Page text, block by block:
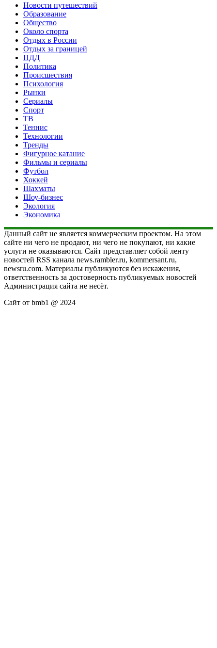
Новости путешествий
Образование
Общество
Около спорта
Отдых в России
Отдых за границей
ПДД
Политика
Происшествия
Психология
Рынки
Сериалы
Спорт
ТВ
Теннис
Технологии
Тренды
Фигурное катание
Фильмы и сериалы
Футбол
Хоккей
Шахматы
Шоу-бизнес
Экология
Экономика
Данный сайт не является коммерческим проектом. На этом
сайте ни чего не продают, ни чего не покупают, ни какие
услуги не оказываются. Сайт представляет собой ленту
новостей RSS канала news.rambler.ru, kommersant.ru,
newsru.com. Материалы публикуются без искажения,
ответственность за достоверность публикуемых новостей
Администрация сайта не несёт.
Сайт от bmb1 @ 2024